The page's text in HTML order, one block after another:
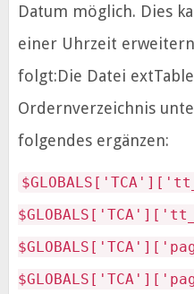
Datum möglich. Dies
einer Uhrzeit
folgt:Die Datei
Ordernverzeichnis
folgendes ergänzen: